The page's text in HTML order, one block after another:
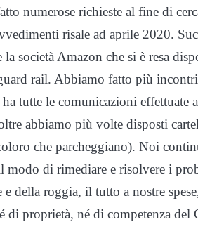
numerose richieste al fine di
risale ad aprile 2020.
società Amazon che si è resa
rail. Abbiamo fatto più
tutte le comunicazioni effettuate
abbiamo più volte disposti
che parcheggiano). Noi
modo di rimediare e risolvere i
della roggia, il tutto a nostre
di proprietà, né di competenza